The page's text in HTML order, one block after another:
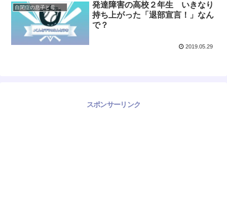
自閉症の息子と母の奮闘記 高校編
発達障害の高校２年生 いきなり
持ち上がった「退部宣言！」なん
で？
2019.05.29
スポンサーリンク